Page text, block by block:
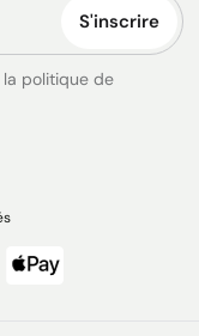
S'inscrire
politique de